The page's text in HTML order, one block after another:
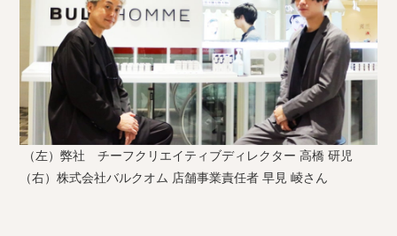
（左）弊社 チーフクリエイティブディレクター 高橋 研児
（右）株式会社バルクオム 店舗事業責任者 早見 崚さん